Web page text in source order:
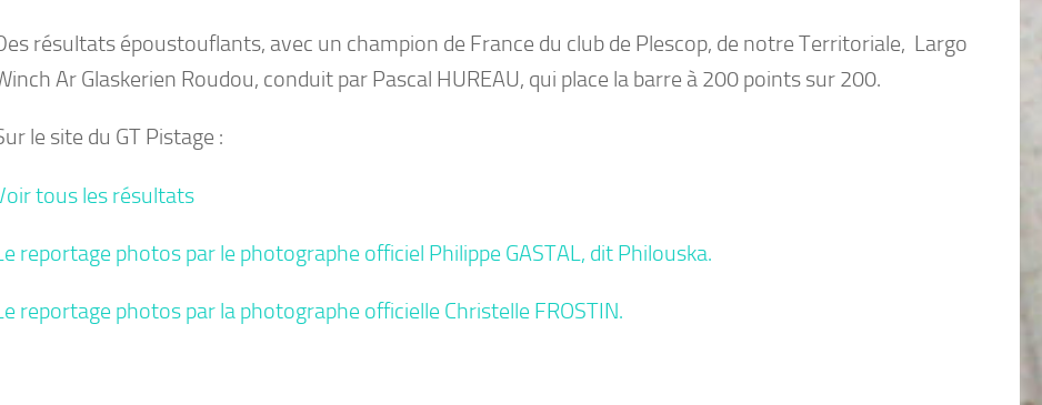
résultats époustouflants, avec un champion de France du club de Plescop, de notre Territoriale, Largo
Ar Glaskerien Roudou, conduit par Pascal HUREAU, qui place la barre à 200 points sur 200.
le site du GT Pistage :
tous les résultats
reportage photos par le photographe officiel Philippe GASTAL, dit Philouska.
reportage photos par la photographe officielle Christelle FROSTIN.